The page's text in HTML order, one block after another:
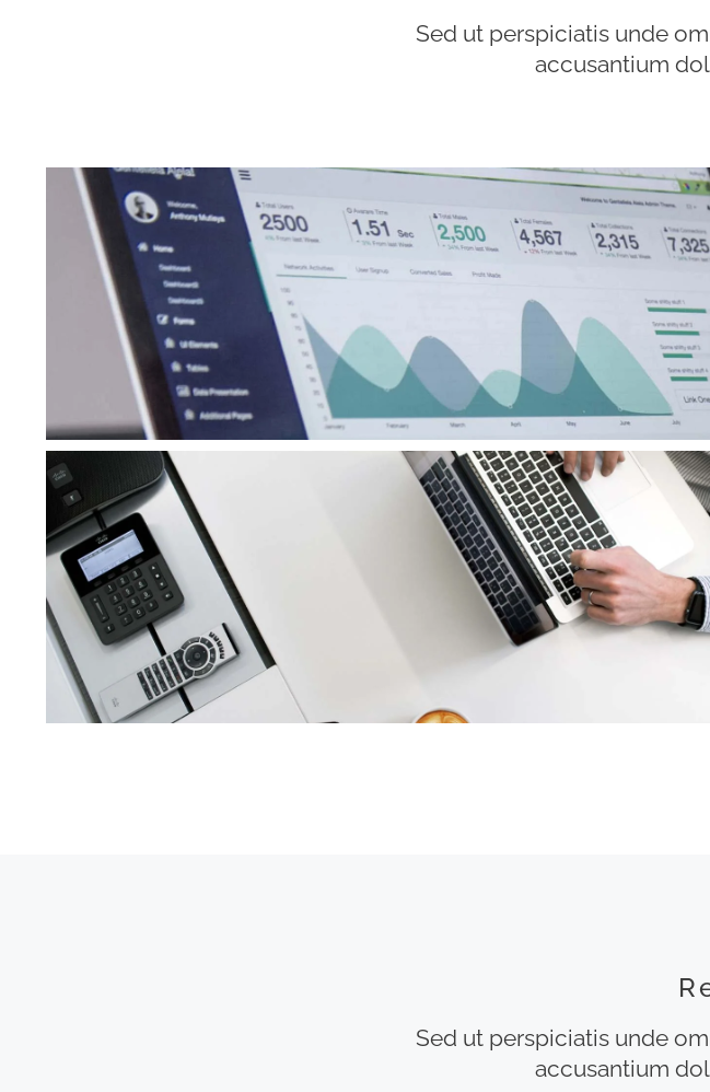
Sed ut perspiciatis unde
accusantium
Sed ut perspiciatis unde
accusantium